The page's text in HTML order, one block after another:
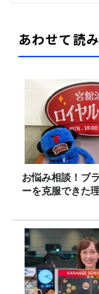
あわせて読
お悩み相談！ブ
ーを克服できた